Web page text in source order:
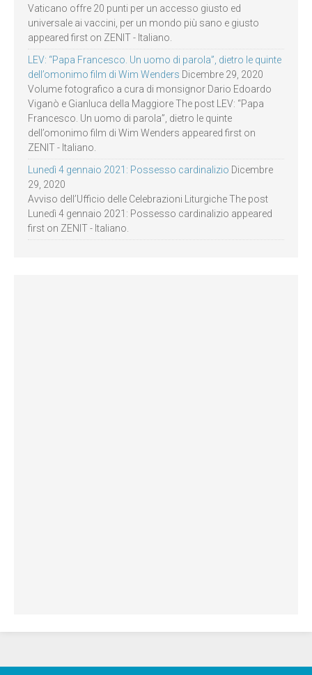
Vaticano offre 20 punti per un accesso giusto ed
universale ai vaccini, per un mondo più sano e giusto
appeared first on ZENIT - Italiano.
LEV: “Papa Francesco. Un uomo di parola”, dietro le quinte
dell’omonimo film di Wim Wenders Dicembre 29, 2020
Volume fotografico a cura di monsignor Dario Edoardo
Viganò e Gianluca della Maggiore The post LEV: “Papa
Francesco. Un uomo di parola”, dietro le quinte
dell’omonimo film di Wim Wenders appeared first on
ZENIT - Italiano.
Lunedì 4 gennaio 2021: Possesso cardinalizio Dicembre
29, 2020
Avviso dell’Ufficio delle Celebrazioni Liturgiche The post
Lunedì 4 gennaio 2021: Possesso cardinalizio appeared
first on ZENIT - Italiano.